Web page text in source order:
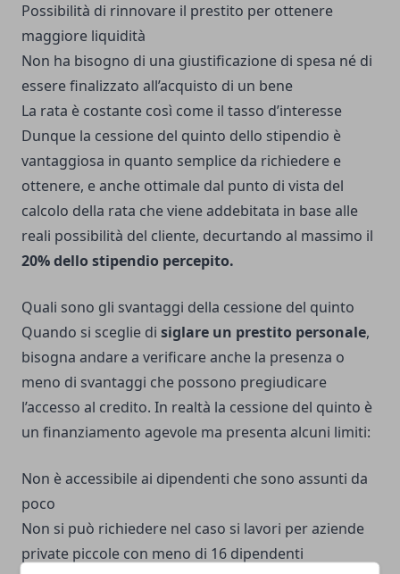
Possibilità di rinnovare il prestito per ottenere
maggiore liquidità
Non ha bisogno di una giustificazione di spesa né di
essere finalizzato all’acquisto di un bene
La rata è costante così come il tasso d’interesse
Dunque la cessione del quinto dello stipendio è
vantaggiosa in quanto semplice da richiedere e
ottenere, e anche ottimale dal punto di vista del
calcolo della rata che viene addebitata in base alle
reali possibilità del cliente, decurtando al massimo il
20% dello stipendio percepito.
Quali sono gli svantaggi della cessione del quinto
Quando si sceglie di siglare un prestito personale,
bisogna andare a verificare anche la presenza o
meno di svantaggi che possono pregiudicare
l’accesso al credito. In realtà la cessione del quinto è
un finanziamento agevole ma presenta alcuni limiti:
Non è accessibile ai dipendenti che sono assunti da
poco
Non si può richiedere nel caso si lavori per aziende
private piccole con meno di 16 dipendenti